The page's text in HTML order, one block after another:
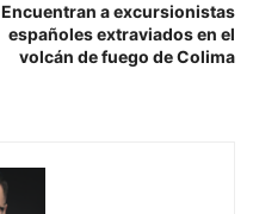
Encuentran a excursionistas
españoles extraviados en el
volcán de fuego de Colima